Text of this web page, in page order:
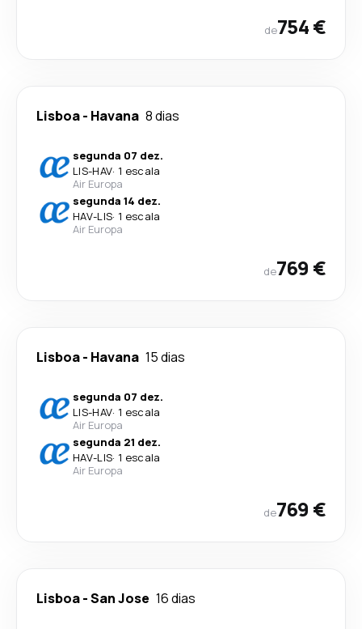
de754 €
Lisboa- Havana 8 dias
segunda 07 dez.
LIS-HAV· 1 escala
Air Europa
segunda 14 dez.
HAV-LIS· 1 escala
Air Europa
de769 €
Lisboa- Havana 15 dias
segunda 07 dez.
LIS-HAV· 1 escala
Air Europa
segunda 21 dez.
HAV-LIS· 1 escala
Air Europa
de769 €
Lisboa-San Jose 16 dias